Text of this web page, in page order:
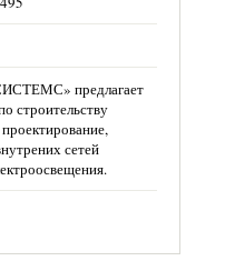
предлагает
строительству
сетей